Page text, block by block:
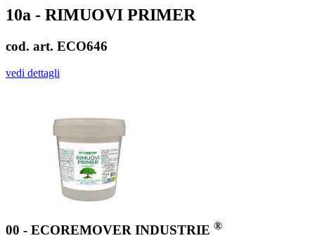
10a - RIMUOVI PRIMER
cod. art. ECO646
vedi dettagli
00 - ECOREMOVER INDUSTRIE ®